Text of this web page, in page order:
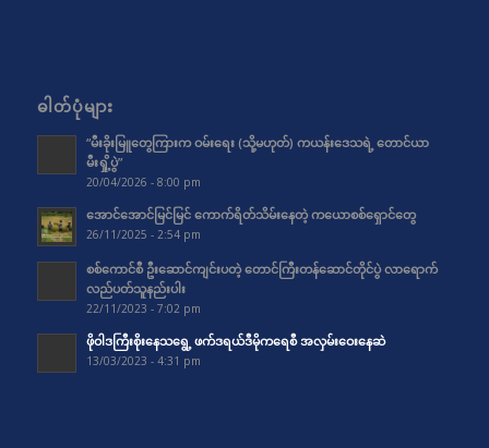
ဓါတ်ပုံများ
“မီးခိုးမြူတွေကြားက ဝမ်းရေး (သို့မဟုတ်) ကယန်းဒေသရဲ့ တောင်ယာ
မီးရှို့ပွဲ”
20/04/2026 - 8:00 pm
အောင်အောင်မြင်မြင် ကောက်ရိတ်သိမ်းနေတဲ့ ကယောစစ်ရှောင်တွေ
26/11/2025 - 2:54 pm
စစ်ကောင်စီ ဦးဆောင်ကျင်းပတဲ့ တောင်ကြီးတန်ဆောင်တိုင်ပွဲ လာရောက်
လည်ပတ်သူနည်းပါး
22/11/2023 - 7:02 pm
ဖိုဝါဒကြီးစိုးနေသရွေ့ ဖက်ဒရယ်ဒီမိုကရေစီ အလှမ်းဝေးနေဆဲ
13/03/2023 - 4:31 pm